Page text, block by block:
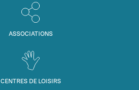
ASSOCIATIONS
CENTRES DE LOISIRS